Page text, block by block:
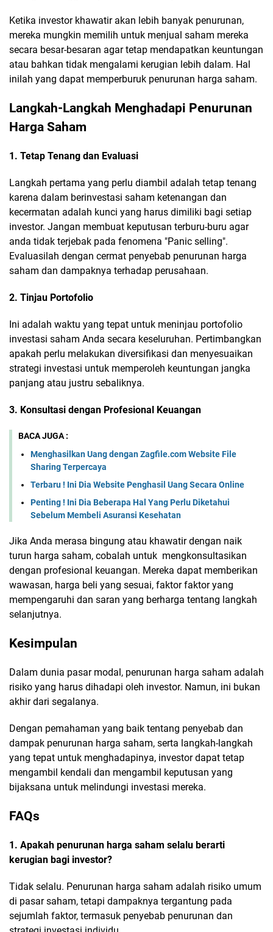
Ketika investor khawatir akan lebih banyak penurunan,
mereka mungkin memilih untuk menjual saham mereka
secara besar-besaran agar tetap mendapatkan keuntungan
atau bahkan tidak mengalami kerugian lebih dalam. Hal
inilah yang dapat memperburuk penurunan harga saham.
Langkah-Langkah Menghadapi Penurunan
Harga Saham
1. Tetap Tenang dan Evaluasi
Langkah pertama yang perlu diambil adalah tetap tenang
karena dalam berinvestasi saham ketenangan dan
kecermatan adalah kunci yang harus dimiliki bagi setiap
investor. Jangan membuat keputusan terburu-buru agar
anda tidak terjebak pada fenomena "Panic selling".
Evaluasilah dengan cermat penyebab penurunan harga
saham dan dampaknya terhadap perusahaan.
2. Tinjau Portofolio
Ini adalah waktu yang tepat untuk meninjau portofolio
investasi saham Anda secara keseluruhan. Pertimbangkan
apakah perlu melakukan diversifikasi dan menyesuaikan
strategi investasi untuk memperoleh keuntungan jangka
panjang atau justru sebaliknya.
3. Konsultasi dengan Profesional Keuangan
BACA JUGA :
Menghasilkan Uang dengan Zagfile.com Website File
Sharing Terpercaya
Terbaru ! Ini Dia Website Penghasil Uang Secara Online
Penting ! Ini Dia Beberapa Hal Yang Perlu Diketahui
Sebelum Membeli Asuransi Kesehatan
Jika Anda merasa bingung atau khawatir dengan naik
turun harga saham, cobalah untuk mengkonsultasikan
dengan profesional keuangan. Mereka dapat memberikan
wawasan, harga beli yang sesuai, faktor faktor yang
mempengaruhi dan saran yang berharga tentang langkah
selanjutnya.
Kesimpulan
Dalam dunia pasar modal, penurunan harga saham adalah
risiko yang harus dihadapi oleh investor. Namun, ini bukan
akhir dari segalanya.
Dengan pemahaman yang baik tentang penyebab dan
dampak penurunan harga saham, serta langkah-langkah
yang tepat untuk menghadapinya, investor dapat tetap
mengambil kendali dan mengambil keputusan yang
bijaksana untuk melindungi investasi mereka.
FAQs
1. Apakah penurunan harga saham selalu berarti
kerugian bagi investor?
Tidak selalu. Penurunan harga saham adalah risiko umum
di pasar saham, tetapi dampaknya tergantung pada
sejumlah faktor, termasuk penyebab penurunan dan